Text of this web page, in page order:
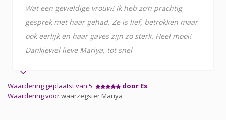
Wat een geweldige vrouw! Ik heb zo’n prachtig
gesprek met haar gehad. Ze is lief, betrokken maar
ook eerlijk en haar gaves zijn zo sterk. Heel mooi!
Dankjewel lieve Mariya, tot snel
Waardering geplaatst van 5
door Es
Waardering voorwaarzegster Mariya